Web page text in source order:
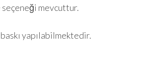
seçeneği mevcuttur.
yapılabilmektedir.